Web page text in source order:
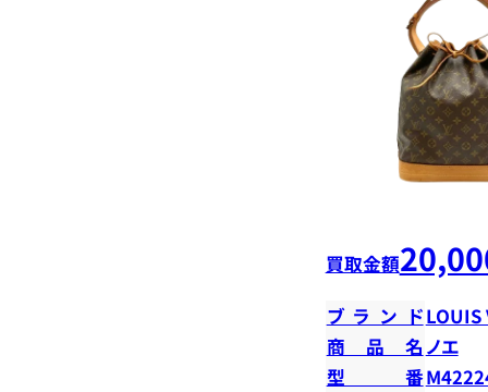
買取金額
ブランドLOUIS
商品名 ノエ
型番